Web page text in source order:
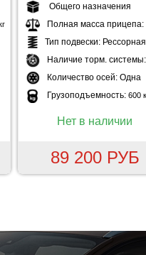
Общего назначения
Полная масса прицепа:
Тип подвески: Рессорная
Наличие торм.
Количество осей: Одна
Грузоподъемность: 600
Нет в наличии
89 200 РУБ